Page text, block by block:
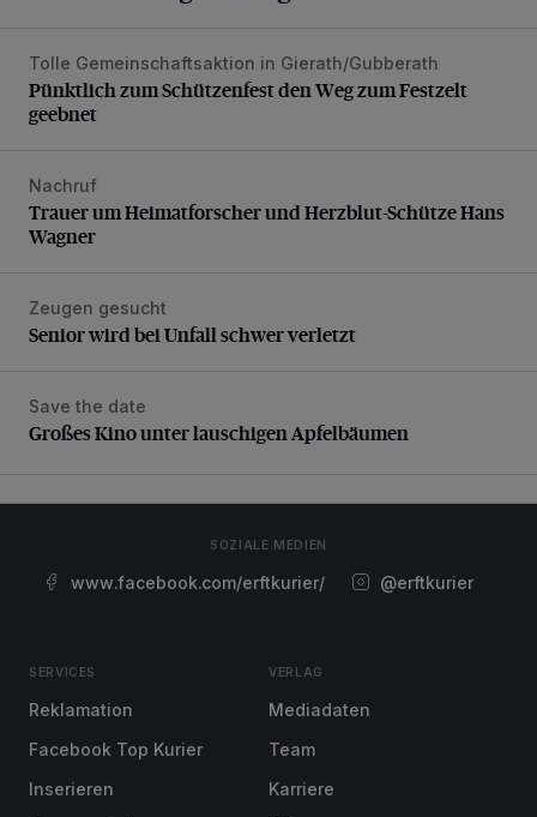
Pünktlich zum Schützenfest den Weg zum Festzelt
Tolle Gemeinschaftsaktion in Gierath/Gubberath
Pünktlich zum Schützenfest den Weg zum Festzelt
geebnet
Trauer um Heimatforscher und Herzblut-Schütze Hans
Nachruf
Trauer um Heimatforscher und Herzblut-Schütze Hans
Wagner
Senior wird bei Unfall schwer verletzt
Zeugen gesucht
Senior wird bei Unfall schwer verletzt
Großes Kino unter lauschigen Apfelbäumen
Save the date
Großes Kino unter lauschigen Apfelbäumen
SOZIALE MEDIEN
www.facebook.com/erftkurier/ @erftkurier
SERVICES
Reklamation
Facebook Top Kurier
Inserieren
VERLAG
Mediadaten
Team
Karriere